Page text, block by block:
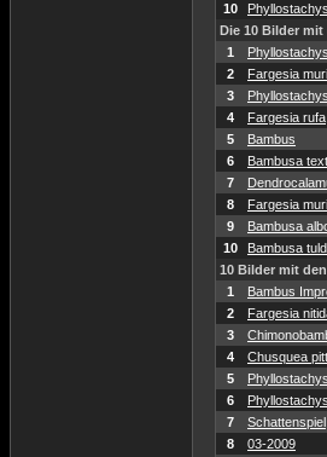
10
Die 10 Bilder
1
2
Fargesia
3
4
Fargesia rufa
5
Bambus
6
Bambusa
7
8
Fargesia
9
Bambusa
10
Bambusa
10 Bilder mit
1
Bambus
2
Fargesia
3
4
Chusquea
5
6
7
Schattenspiel
8
03-2009